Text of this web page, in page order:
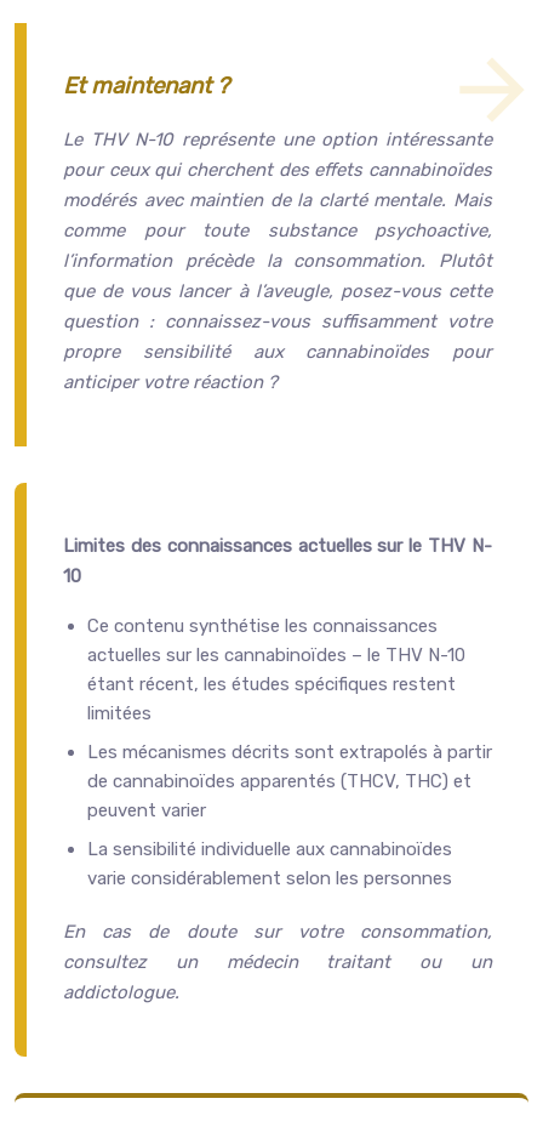
Et maintenant ?
Le THV N-10 représente une option intéressante
pour ceux qui cherchent des effets cannabinoïdes
modérés avec maintien de la clarté mentale. Mais
comme pour toute substance psychoactive,
l’information précède la consommation. Plutôt
que de vous lancer à l’aveugle, posez-vous cette
question : connaissez-vous suffisamment votre
propre sensibilité aux cannabinoïdes pour
anticiper votre réaction ?
Limites des connaissances actuelles sur le THV N-
10
Ce contenu synthétise les connaissances
actuelles sur les cannabinoïdes – le THV N-10
étant récent, les études spécifiques restent
limitées
Les mécanismes décrits sont extrapolés à partir
de cannabinoïdes apparentés (THCV, THC) et
peuvent varier
La sensibilité individuelle aux cannabinoïdes
varie considérablement selon les personnes
En cas de doute sur votre consommation,
consultez un médecin traitant ou un
addictologue.